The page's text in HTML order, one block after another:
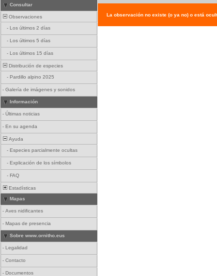
Consultar
Observaciones
- Los últimos 2 días
- Los últimos 5 días
- Los últimos 15 días
Distribución de especies
- Pardillo alpino 2025
- Galería de imágenes y sonidos
Información
- Últimas noticias
- En su agenda
Ayuda
- Especies parcialmente ocultas
- Explicación de los símbolos
- FAQ
Estadísticas
Mapas
- Aves nidificantes
- Mapas de presencia
Sobre www.ornitho.eus
- Legalidad
- Contacto
- Documentos
La observación no existe (o ya no) o está